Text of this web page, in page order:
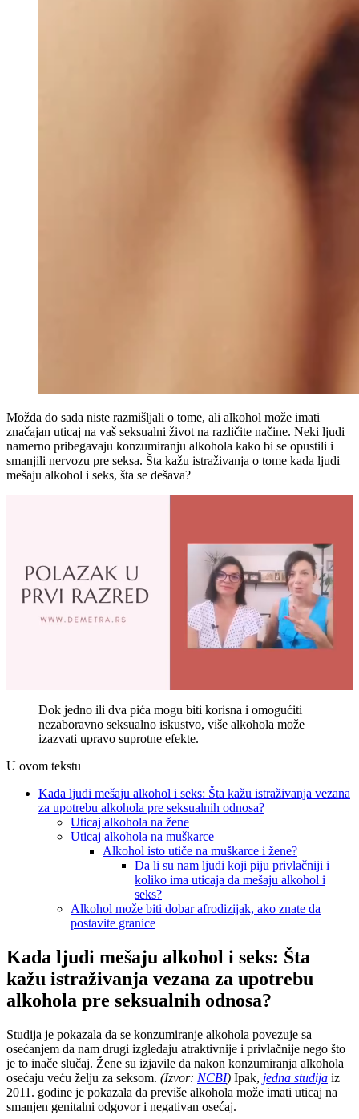
Možda do sada niste razmišljali o tome, ali alkohol može imati
značajan uticaj na vaš seksualni život na različite načine. Neki ljudi
namerno pribegavaju konzumiranju alkohola kako bi se opustili i
smanjili nervozu pre seksa. Šta kažu istraživanja o tome kada ljudi
mešaju alkohol i seks, šta se dešava?
Dok jedno ili dva pića mogu biti korisna i omogućiti
nezaboravno seksualno iskustvo, više alkohola može
izazvati upravo suprotne efekte.
U ovom tekstu
Kada ljudi mešaju alkohol i seks: Šta kažu istraživanja vezana
za upotrebu alkohola pre seksualnih odnosa?
Uticaj alkohola na žene
Uticaj alkohola na muškarce
Alkohol isto utiče na muškarce i žene?
Da li su nam ljudi koji piju privlačniji i
koliko ima uticaja da mešaju alkohol i
seks?
Alkohol može biti dobar afrodizijak, ako znate da
postavite granice
Kada ljudi mešaju alkohol i seks: Šta
kažu istraživanja vezana za upotrebu
alkohola pre seksualnih odnosa?
Studija je pokazala da se konzumiranje alkohola povezuje sa
osećanjem da nam drugi izgledaju atraktivnije i privlačnije nego što
je to inače slučaj. Žene su izjavile da nakon konzumiranja alkohola
osećaju veću želju za seksom. (Izvor: NCBI) Ipak, jedna studija iz
2011. godine je pokazala da previše alkohola može imati uticaj na
smanjen genitalni odgovor i negativan osećaj.